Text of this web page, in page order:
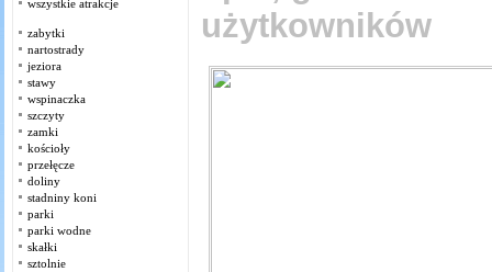
wszystkie atrakcje
zabytki
nartostrady
jeziora
stawy
wspinaczka
szczyty
zamki
kościoły
przełęcze
doliny
stadniny koni
parki
parki wodne
skałki
sztolnie
użytkowników